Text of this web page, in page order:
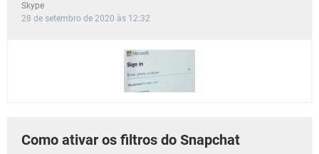
Skype
28 de setembro de 2020 às 12:32
Como ativar os filtros do Snapchat